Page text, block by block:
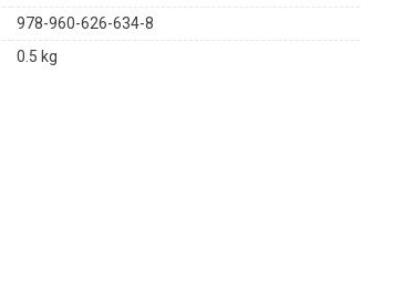
978-960-626-634-8
0.5 kg